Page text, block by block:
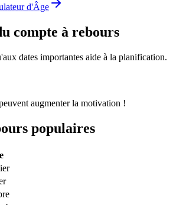
d'Âge
compte à rebours
dates importantes aide à la planification.
augmenter la motivation !
populaires